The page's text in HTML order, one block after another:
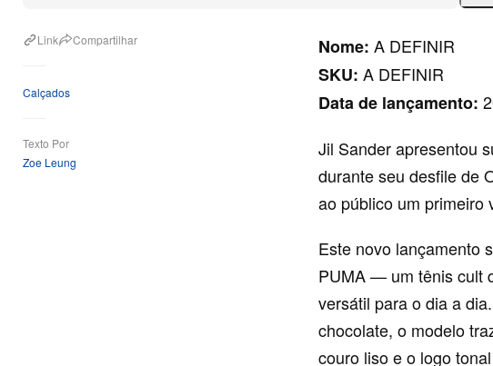
Link Compartilhar
Calçados
Texto Por
Zoe Leung
Nome: A DEFINIR
SKU: A DEFINIR
Data de lançamento:
Jil Sander apresentou
durante seu desfile de
ao público um primeiro
Este novo lançamento
PUMA — um tênis cult
versátil para o dia a
chocolate, o modelo
couro liso e o logo